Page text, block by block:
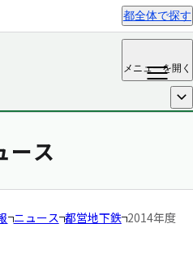
都全体で探す
メニューを開く
開く
ース
ニュース 都営地下鉄 2014年度